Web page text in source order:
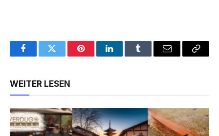
FacebookTwitter PinterestLinkedInTumblr Email
Copy
WEITER LESEN